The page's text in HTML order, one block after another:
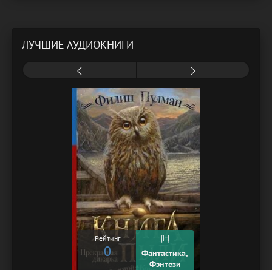
ЛУЧШИЕ АУДИОКНИГИ
Рейтинг
0
Фантастика,
Фэнтези